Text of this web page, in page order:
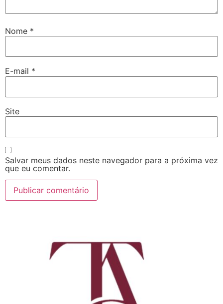
Nome *
E-mail *
Site
Salvar meus dados neste navegador para a próxima vez
que eu comentar.